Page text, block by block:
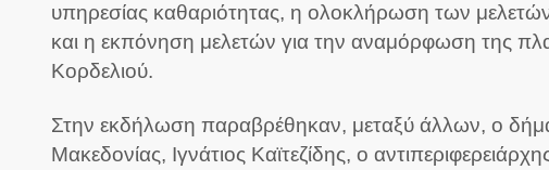
υπηρεσίας καθαριότητας, η ολοκλήρωση των
και η εκπόνηση μελετών για την αναμόρφωση της
Κορδελιού.
Στην εκδήλωση παραβρέθηκαν, μεταξύ άλλων, ο
Μακεδονίας, Ιγνάτιος Καϊτεζίδης, ο